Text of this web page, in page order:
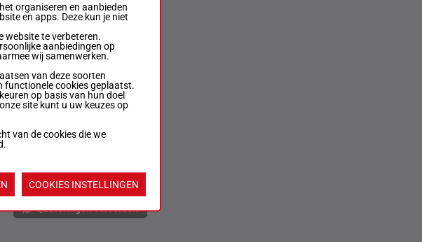
Quoteringen verversen
organiseren en aanbieden
en apps. Deze kun je niet
website te verbeteren.
aanbiedingen op
wij samenwerken.
van deze soorten
functionele cookies geplaatst.
op basis van hun doel
site kunt u uw keuzes op
van de cookies die we
COOKIES INSTELLINGEN